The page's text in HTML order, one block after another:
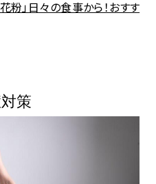
粉」日々の食事から！おすす
策